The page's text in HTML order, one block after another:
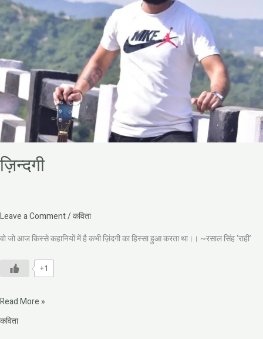
ज़िन्दगी
Leave a Comment/कविता
वो जो आज किस्से कहानियों में है कभी ज़िंदगी का हिस्सा हुआ करता था।। ~रसाल सिंह ‘राही’
+1
Read More »
कविता